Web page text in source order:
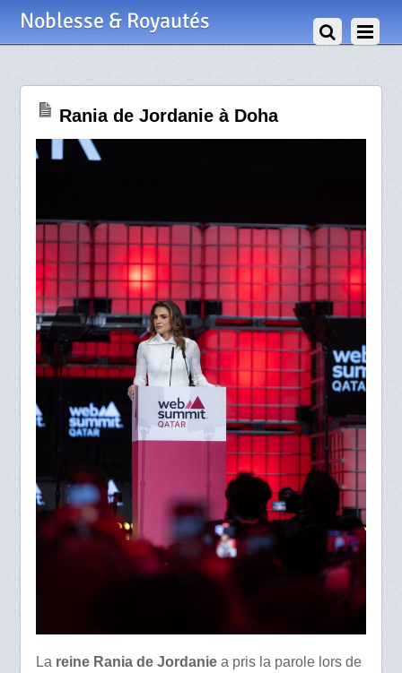
Noblesse & Royautés
Rania de Jordanie à Doha
La reine Rania de Jordaniea pris la parole lors de